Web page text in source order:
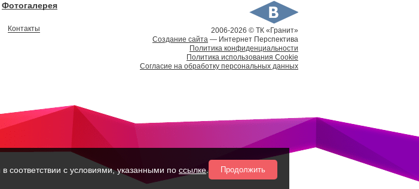
2006-2026 © ТК «Гранит»
Создание сайта — Интернет Перспектива
Политика конфиденциальности
Политика использования Cookie
Согласие на обработку персональных данных
Фотогалерея
Контакты
с условиями, указанными по ссылке. Продолжить